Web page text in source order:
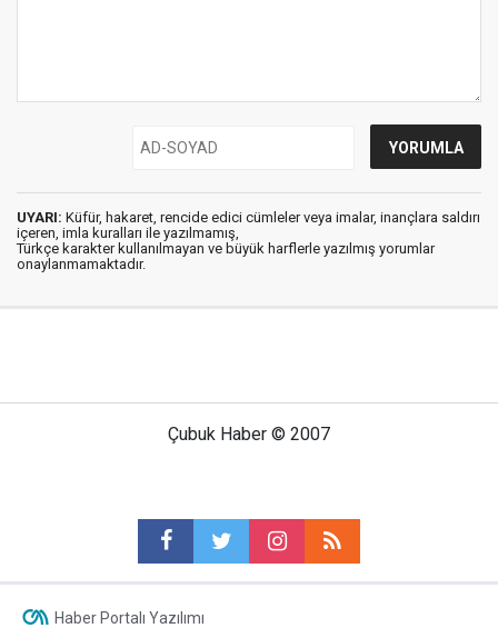
UYARI: Küfür, hakaret, rencide edici cümleler veya imalar, inançlara saldırı
içeren, imla kuralları ile yazılmamış,
Türkçe karakter kullanılmayan ve büyük harflerle yazılmış yorumlar
onaylanmamaktadır.
Çubuk Haber © 2007
Haber Portalı Yazılımı